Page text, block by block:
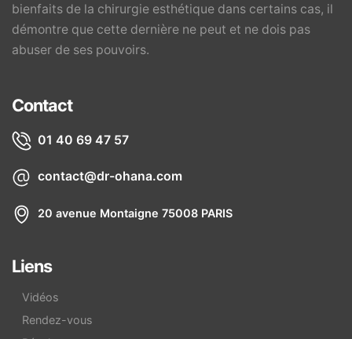
bienfaits de la chirurgie esthétique dans certains cas, il
démontre que cette dernière ne peut et ne dois pas
abuser de ses pouvoirs.
Contact
01 40 69 47 57
contact@dr-ohana.com
20 avenue Montaigne 75008 PARIS
Liens
Vidéos
Rendez-vous